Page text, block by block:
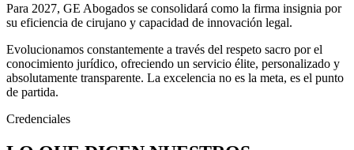
Para 2027, GE Abogados se consolidará como la firma insignia por
su eficiencia de cirujano y capacidad de innovación legal.
Evolucionamos constantemente a través del respeto sacro por el
conocimiento jurídico, ofreciendo un servicio élite, personalizado y
absolutamente transparente. La excelencia no es la meta, es el punto
de partida.
Credenciales